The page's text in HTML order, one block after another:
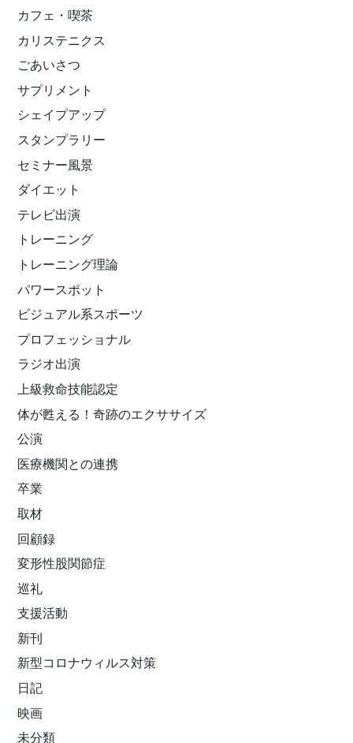
カフェ・喫茶
カリステニクス
ごあいさつ
サプリメント
シェイプアップ
スタンプラリー
セミナー風景
ダイエット
テレビ出演
トレーニング
トレーニング理論
パワースポット
ビジュアル系スポーツ
プロフェッショナル
ラジオ出演
上級救命技能認定
体が甦える！奇跡のエクササイズ
公演
医療機関との連携
卒業
取材
回顧録
変形性股関節症
巡礼
支援活動
新刊
新型コロナウィルス対策
日記
映画
未分類